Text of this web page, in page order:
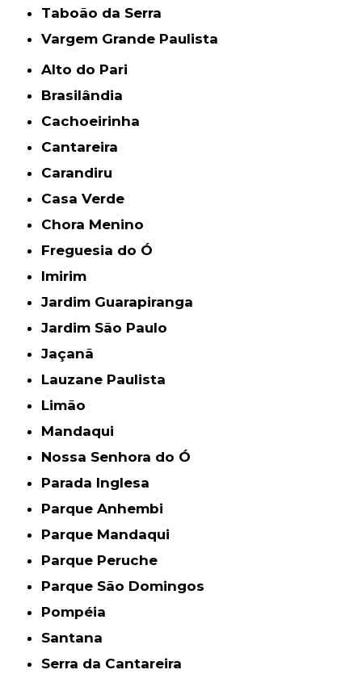
Taboão da Serra
Vargem Grande Paulista
Alto do Pari
Brasilândia
Cachoeirinha
Cantareira
Carandiru
Casa Verde
Chora Menino
Freguesia do Ó
Imirim
Jardim Guarapiranga
Jardim São Paulo
Jaçanã
Lauzane Paulista
Limão
Mandaqui
Nossa Senhora do Ó
Parada Inglesa
Parque Anhembi
Parque Mandaqui
Parque Peruche
Parque São Domingos
Pompéia
Santana
Serra da Cantareira